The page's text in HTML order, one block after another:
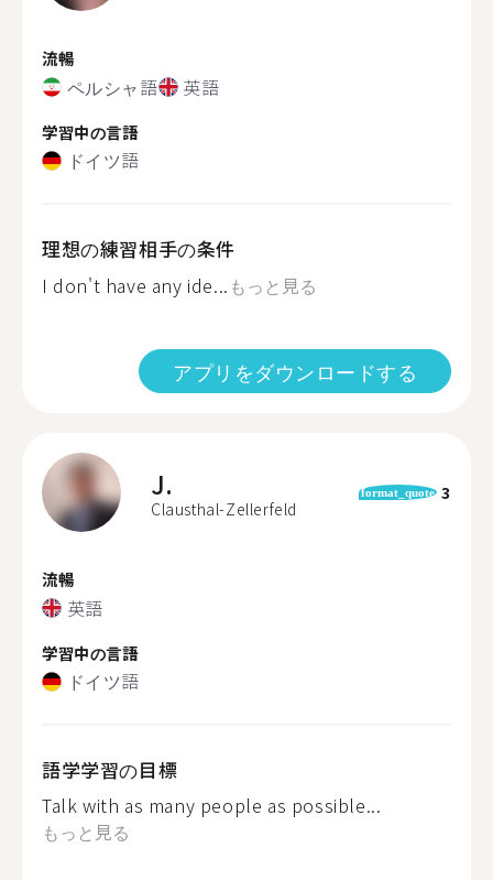
流暢
ペルシャ語 英語
学習中の言語
ドイツ語
理想の練習相手の条件
I don't have any ide... もっと見る
アプリをダウンロードする
J.
Clausthal-Zellerfeld
format_quote 3
流暢
英語
学習中の言語
ドイツ語
語学学習の目標
Talk with as many people as possible...
もっと見る